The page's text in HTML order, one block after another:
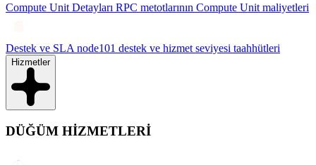
Compute Unit Detayları RPC metotlarının Compute Unit maliyetleri
Destek ve SLA node101 destek ve hizmet seviyesi taahhütleri
Hizmetler
DÜĞÜM HİZMETLERİ